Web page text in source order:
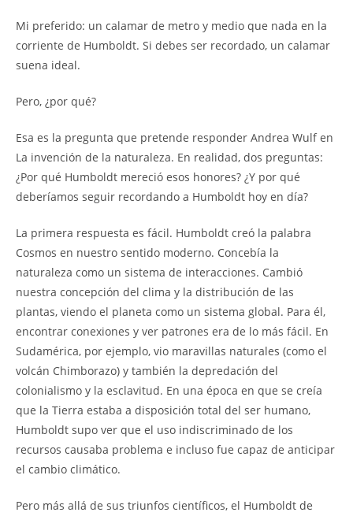
Mi preferido: un calamar de metro y medio que nada en la
corriente de Humboldt. Si debes ser recordado, un calamar
suena ideal.
Pero, ¿por qué?
Esa es la pregunta que pretende responder Andrea Wulf en
La invención de la naturaleza. En realidad, dos preguntas:
¿Por qué Humboldt mereció esos honores? ¿Y por qué
deberíamos seguir recordando a Humboldt hoy en día?
La primera respuesta es fácil. Humboldt creó la palabra
Cosmos en nuestro sentido moderno. Concebía la
naturaleza como un sistema de interacciones. Cambió
nuestra concepción del clima y la distribución de las
plantas, viendo el planeta como un sistema global. Para él,
encontrar conexiones y ver patrones era de lo más fácil. En
Sudamérica, por ejemplo, vio maravillas naturales (como el
volcán Chimborazo) y también la depredación del
colonialismo y la esclavitud. En una época en que se creía
que la Tierra estaba a disposición total del ser humano,
Humboldt supo ver que el uso indiscriminado de los
recursos causaba problema e incluso fue capaz de anticipar
el cambio climático.
Pero más allá de sus triunfos científicos, el Humboldt de